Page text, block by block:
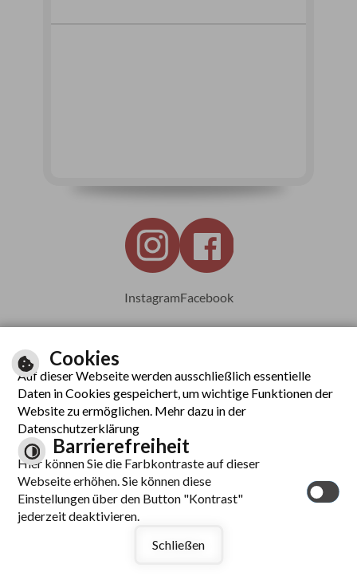
InstagramFacebook
Leichte Sprache
Inhalt
Impressum
Datenschutzerklärung
Barrierefreiheit
Cookies
Auf dieser Webseite werden ausschließlich essentielle
Daten in Cookies gespeichert, um wichtige Funktionen der
Website zu ermöglichen. Mehr dazu in der
Datenschutzerklärung
Barrierefreiheit
Hier können Sie die Farbkontraste auf dieser
Webseite erhöhen. Sie können diese
Einstellungen über den Button "Kontrast"
jederzeit deaktivieren.
Schließen